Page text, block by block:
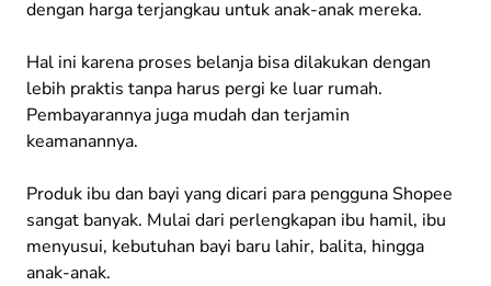
dengan harga terjangkau untuk anak-anak mereka.
Hal ini karena proses belanja bisa dilakukan dengan
lebih praktis tanpa harus pergi ke luar rumah.
Pembayarannya juga mudah dan terjamin
keamanannya.
Produk ibu dan bayi yang dicari para pengguna Shopee
sangat banyak. Mulai dari perlengkapan ibu hamil, ibu
menyusui, kebutuhan bayi baru lahir, balita, hingga
anak-anak.